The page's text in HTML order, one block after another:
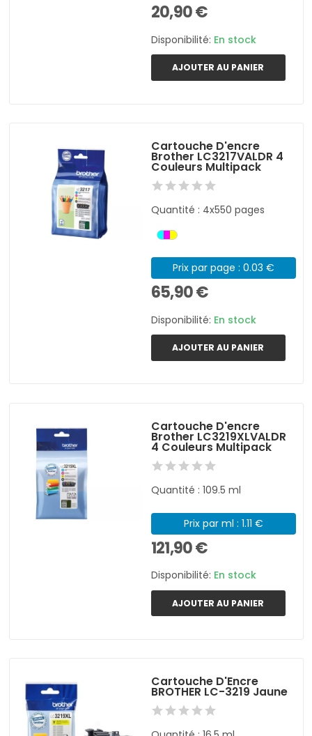
20,90 €
Disponibilité: En stock
AJOUTER AU PANIER
Cartouche D'encre
Brother LC3217VALDR 4
Couleurs Multipack
Quantité : 4x550 pages
Prix par page : 0.03 €
65,90 €
Disponibilité: En stock
AJOUTER AU PANIER
Cartouche D'encre
Brother LC3219XLVALDR
4 Couleurs Multipack
Quantité : 109.5 ml
Prix par ml : 1.11 €
121,90 €
Disponibilité: En stock
AJOUTER AU PANIER
Cartouche D'Encre
BROTHER LC-3219 Jaune